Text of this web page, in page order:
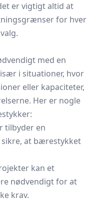
er vigtigt altid at
for hver
med en
i situationer, hvor
eller kapaciteter,
Her er nogle
tilbyder en
at bærestykket
kan et
nødvendigt for at
krav.